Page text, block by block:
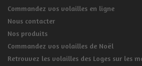
Commandez vos volailles en ligne
Nous contacter
Nos produits
Commandez vos volailles de Noël
Retrouvez les volailles des Loges sur les